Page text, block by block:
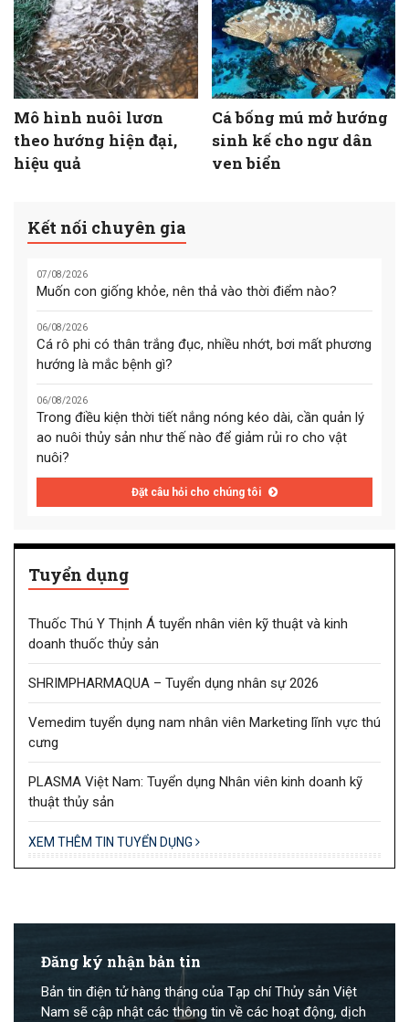
Mô hình nuôi lươn
theo hướng hiện đại,
hiệu quả
Cá bống mú mở hướng
sinh kế cho ngư dân
ven biển
Kết nối chuyên gia
07/08/2026
Muốn con giống khỏe, nên thả vào thời điểm nào?
06/08/2026
Cá rô phi có thân trắng đục, nhiều nhớt, bơi mất phương
hướng là mắc bệnh gì?
06/08/2026
Trong điều kiện thời tiết nắng nóng kéo dài, cần quản lý
ao nuôi thủy sản như thế nào để giảm rủi ro cho vật
nuôi?
Đặt câu hỏi cho chúng tôi
Tuyển dụng
Thuốc Thú Y Thịnh Á tuyển nhân viên kỹ thuật và kinh
doanh thuốc thủy sản
SHRIMPHARMAQUA – Tuyển dụng nhân sự 2026
Vemedim tuyển dụng nam nhân viên Marketing lĩnh vực thú
cưng
PLASMA Việt Nam: Tuyển dụng Nhân viên kinh doanh kỹ
thuật thủy sản
XEM THÊM TIN TUYỂN DỤNG
Đăng ký nhận bản tin
Bản tin điện tử hàng tháng của Tạp chí Thủy sản Việt
Nam sẽ cập nhật các thông tin về các hoạt động, dịch